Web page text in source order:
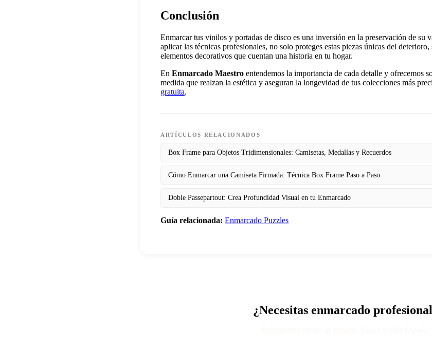
Conclusión
Enmarcar tus vinilos y portadas de disco es una inversión en la preservación de su
aplicar las técnicas profesionales, no solo proteges estas piezas únicas del
elementos decorativos que cuentan una historia en tu hogar.
En Enmarcado Maestro entendemos la importancia de cada detalle y ofrecemos
medida que realzan la estética y aseguran la longevidad de tus colecciones más
gratuita.
ARTÍCULOS RELACIONADOS
Box Frame para Objetos Tridimensionales: Camisetas, Medallas y Recuerdos
Cómo Enmarcar una Camiseta Firmada: Técnica Box Frame Paso a Paso
Doble Passepartout: Crea Profundidad Visual en tu Enmarcado
Guía relacionada: Enmarcado Puzzles
¿Necesitas enmarcado